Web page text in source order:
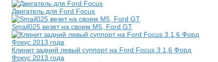
Двигатель для Ford Focus
Smail025 везет на своем М5, Ford GT
Клинит задний левый суппорт на Ford Focus 3 1,6 Форд
Фокус 2013 года